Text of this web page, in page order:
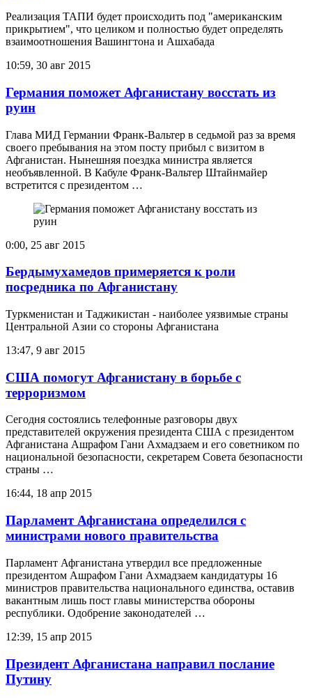
Реализация ТАПИ будет происходить под "американским
прикрытием", что целиком и полностью будет определять
взаимоотношения Вашингтона и Ашхабада
10:59, 30 авг 2015
Германия поможет Афганистану восстать из
руин
Глава МИД Германии Франк-Вальтер в седьмой раз за время
своего пребывания на этом посту прибыл с визитом в
Афганистан. Нынешняя поездка министра является
необъявленной. В Кабуле Франк-Вальтер Штайнмайер
встретится с президентом …
0:00, 25 авг 2015
Бердымухамедов примеряется к роли
посредника по Афганистану
Туркменистан и Таджикистан - наиболее уязвимые страны
Центральной Азии со стороны Афганистана
13:47, 9 авг 2015
США помогут Афганистану в борьбе с
терроризмом
Сегодня состоялись телефонные разговоры двух
представителей окружения президента США с президентом
Афганистана Ашрафом Гани Ахмадзаем и его советником по
национальной безопасности, секретарем Совета безопасности
страны …
16:44, 18 апр 2015
Парламент Афганистана определился с
министрами нового правительства
Парламент Афганистана утвердил все предложенные
президентом Ашрафом Гани Ахмадзаем кандидатуры 16
министров правительства национального единства, оставив
вакантным лишь пост главы министерства обороны
республики. Одобрение законодателей …
12:39, 15 апр 2015
Президент Афганистана направил послание
Путину